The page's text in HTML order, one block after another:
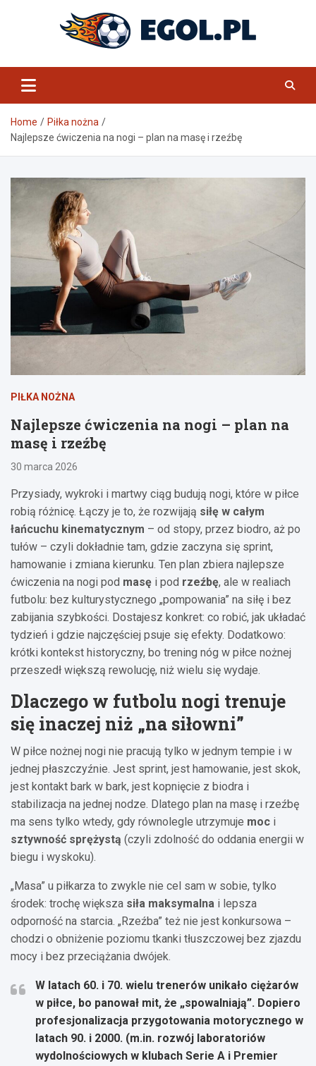
eGol.pl
Home
Piłka nożna
Najlepsze ćwiczenia na nogi – plan na masę i rzeźbę
PIŁKA NOŻNA
Najlepsze ćwiczenia na nogi – plan na
masę i rzeźbę
30 marca 2026
Przysiady, wykroki i martwy ciąg budują nogi, które w piłce
robią różnicę. Łączy je to, że rozwijają siłę w całym
łańcuchu kinematycznym – od stopy, przez biodro, aż po
tułów – czyli dokładnie tam, gdzie zaczyna się sprint,
hamowanie i zmiana kierunku. Ten plan zbiera najlepsze
ćwiczenia na nogi pod masę i pod rzeźbę, ale w realiach
futbolu: bez kulturystycznego „pompowania” na siłę i bez
zabijania szybkości. Dostajesz konkret: co robić, jak układać
tydzień i gdzie najczęściej psuje się efekty. Dodatkowo:
krótki kontekst historyczny, bo trening nóg w piłce nożnej
przeszedł większą rewolucję, niż wielu się wydaje.
Dlaczego w futbolu nogi trenuje
się inaczej niż „na siłowni”
W piłce nożnej nogi nie pracują tylko w jednym tempie i w
jednej płaszczyźnie. Jest sprint, jest hamowanie, jest skok,
jest kontakt bark w bark, jest kopnięcie z biodra i
stabilizacja na jednej nodze. Dlatego plan na masę i rzeźbę
ma sens tylko wtedy, gdy równolegle utrzymuje moc i
sztywność sprężystą (czyli zdolność do oddania energii w
biegu i wyskoku).
„Masa” u piłkarza to zwykle nie cel sam w sobie, tylko
środek: trochę większa siła maksymalna i lepsza
odporność na starcia. „Rzeźba” też nie jest konkursowa –
chodzi o obniżenie poziomu tkanki tłuszczowej bez zjazdu
mocy i bez przeciążania dwójek.
W latach 60. i 70. wielu trenerów unikało ciężarów
w piłce, bo panował mit, że „spowalniają”. Dopiero
profesjonalizacja przygotowania motorycznego w
latach 90. i 2000. (m.in. rozwój laboratoriów
wydolnościowych w klubach Serie A i Premier